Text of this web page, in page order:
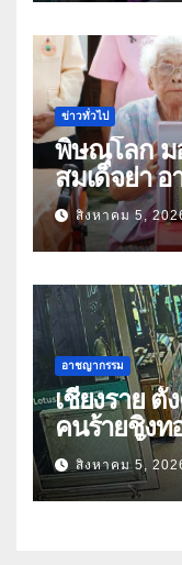
ข่าวทั่วไป
พิษณุโลก ม
สมเด็จย่า อายุ 100
เนตร” ตำบ
สิงหาคม 5,
อาชญากรรม
เชียงราย ตั้งค่าหัว 100,000 บาท
คนร้ายชิงท
คนร้ายตั้งจุ
สิงหาคม 5,